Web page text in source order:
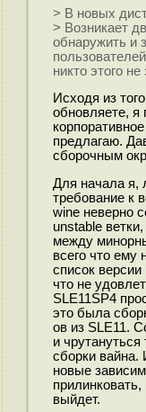
> В новых
> Возникает
обнаружить и
никто этого не
Исходя из
обновляете, я
предлагаю.
сборочным
Для начала я,
требование к
wine неверно
unstable
между
всего что ему
список
что не
SLE11SP4
это была
ов из SLE11.
и
сборки вайна.
новые
выйдет.